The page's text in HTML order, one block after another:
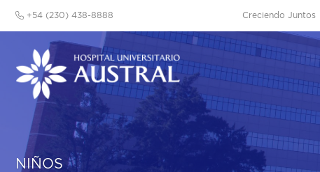
Creciendo Juntos
+54 (230) 438-8888
NIÑOS